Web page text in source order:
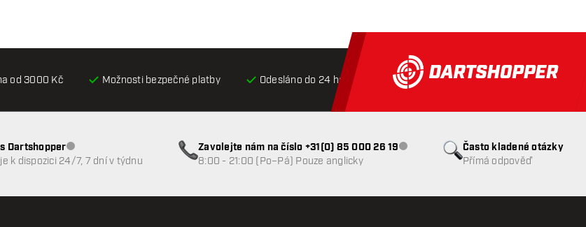
od 3000 Kč Možnosti bezpečné platby Odesláno do 24 hodin Doprava zdarma od 3000 Kč
Často kladené otázky
Přímá odpověď
DartshopperZákaznický servis nedostupný
k dispozici 24/7, 7 dní v týdnu
Zavolejte nám na číslo +31(0) 85 000 26 19Zákaznický servis nedostupný
8:00 - 21:00 (Po–Pá) Pouze anglicky